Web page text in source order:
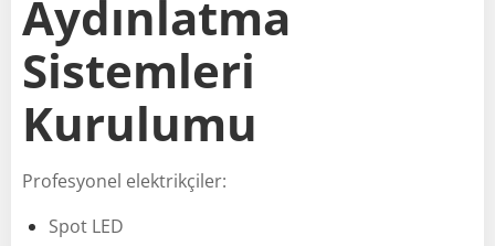
Aydınlatma
Sistemleri
Kurulumu
Profesyonel elektrikçiler:
Spot LED